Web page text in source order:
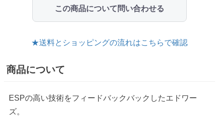
この商品について問い合わせる
★送料とショッピングの流れはこちらで確認
商品について
ESPの高い技術をフィードバックバックしたエドワー
ズ。